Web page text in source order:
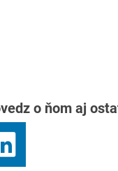
o ňom aj